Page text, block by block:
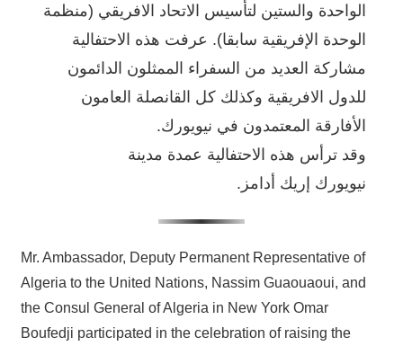
الواحدة والستين لتأسيس الاتحاد الافريقي (منظمة
الوحدة الإفريقية سابقا). عرفت هذه الاحتفالية
مشاركة العديد من السفراء الممثلون الدائمون
للدول الافريقية وكذلك كل القانصلة العامون
الأفارقة المعتمدون في نيويورك.
وقد ترأس هذه الاحتفالية عمدة مدينة
نيويورك إريك أدامز.
Mr. Ambassador, Deputy Permanent Representative of
Algeria to the United Nations, Nassim Guaouaoui, and
the Consul General of Algeria in New York Omar
Boufedji participated in the celebration of raising the